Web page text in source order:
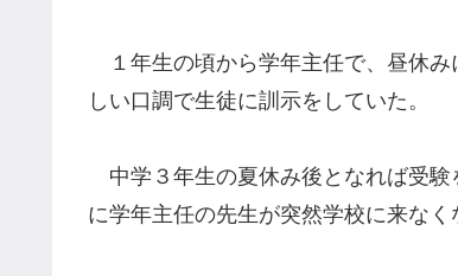
１年生の頃から学年主任で、昼休み
しい口調で生徒に訓示をしていた。
中学３年生の夏休み後となれば受験
に学年主任の先生が突然学校に来なく